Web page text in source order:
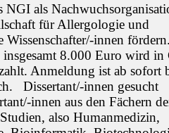
als
für Allergologie und
innen
8.000 Euro wird in
Anmeldung ist ab sofort
Dissertant/-innen gesucht
innen aus den Fächern
also Humanmedizin,